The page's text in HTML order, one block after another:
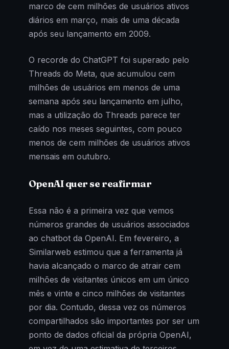
marco de cem milhões de usuários ativos
diários em março, mais de uma década
após seu lançamento em 2009.
O recorde do ChatGPT foi superado pelo
Threads do Meta, que acumulou cem
milhões de usuários em menos de uma
semana após seu lançamento em julho,
mas a utilização do Threads parece ter
caído nos meses seguintes, com pouco
menos de cem milhões de usuários ativos
mensais em outubro.
OpenAI quer se reafirmar
Essa não é a primeira vez que vemos
números grandes de usuários associados
ao chatbot da OpenAI. Em fevereiro, a
Similarweb estimou que a ferramenta já
havia alcançado o marco de atrair cem
milhões de visitantes únicos em um único
mês e vinte e cinco milhões de visitantes
por dia. Contudo, dessa vez os números
compartilhados são importantes por ser um
ponto de dados oficial da própria OpenAI,